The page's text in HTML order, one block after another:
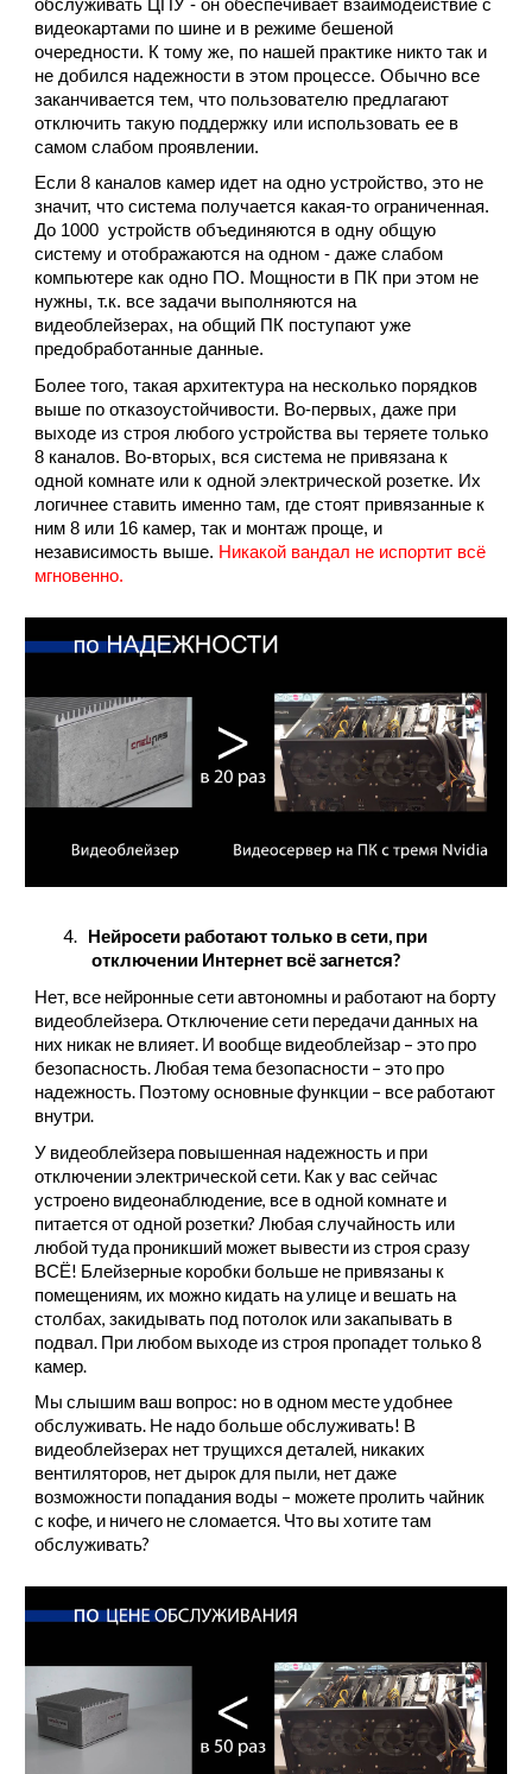
обслуживать ЦПУ - он обеспечивает взаимодействие с
видеокартами по шине и в режиме бешеной
очередности. К тому же, по нашей практике никто так и
не добился надежности в этом процессе. Обычно все
заканчивается тем, что пользователю предлагают
отключить такую поддержку или использовать ее в
самом слабом проявлении.
Если 8 каналов камер идет на одно устройство, это не
значит, что система получается какая-то ограниченная.
До 1000 устройств объединяются в одну общую
систему и отображаются на одном - даже слабом
компьютере как одно ПО. Мощности в ПК при этом не
нужны, т.к. все задачи выполняются на
видеоблейзерах, на общий ПК поступают уже
предобработанные данные.
Более того, такая архитектура на несколько порядков
выше по отказоустойчивости. Во-первых, даже при
выходе из строя любого устройства вы теряете только
8 каналов. Во-вторых, вся система не привязана к
одной комнате или к одной электрической розетке. Их
логичнее ставить именно там, где стоят привязанные к
ним 8 или 16 камер, так и монтаж проще, и
независимость выше. Никакой вандал не испортит всё
мгновенно.
4. Нейросети работают только в сети, при
отключении Интернет всё загнется?
Нет, все нейронные сети автономны и работают на борту
видеоблейзера. Отключение сети передачи данных на
них никак не влияет. И вообще видеоблейзар – это про
безопасность. Любая тема безопасности – это про
надежность. Поэтому основные функции – все работают
внутри.
У видеоблейзера повышенная надежность и при
отключении электрической сети. Как у вас сейчас
устроено видеонаблюдение, все в одной комнате и
питается от одной розетки? Любая случайность или
любой туда проникший может вывести из строя сразу
ВСЁ! Блейзерные коробки больше не привязаны к
помещениям, их можно кидать на улице и вешать на
столбах, закидывать под потолок или закапывать в
подвал. При любом выходе из строя пропадет только 8
камер.
Мы слышим ваш вопрос: но в одном месте удобнее
обслуживать. Не надо больше обслуживать! В
видеоблейзерах нет трущихся деталей, никаких
вентиляторов, нет дырок для пыли, нет даже
возможности попадания воды – можете пролить чайник
с кофе, и ничего не сломается. Что вы хотите там
обслуживать?